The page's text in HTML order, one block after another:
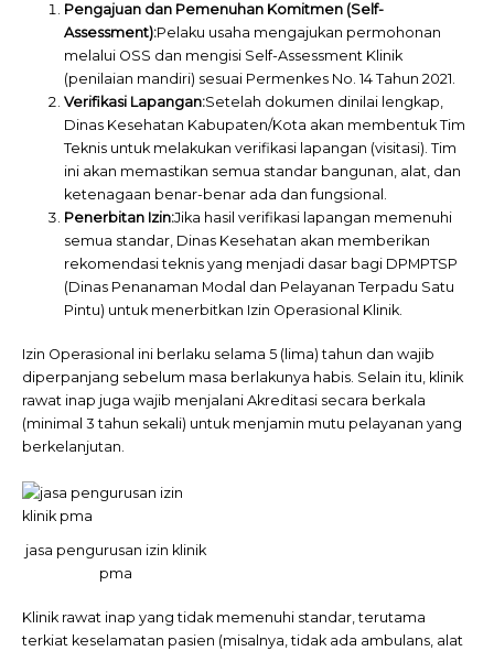
Pengajuan dan Pemenuhan Komitmen (Self-
Assessment):Pelaku usaha mengajukan permohonan
melalui OSS dan mengisi Self-Assessment Klinik
(penilaian mandiri) sesuai Permenkes No. 14 Tahun 2021.
Verifikasi Lapangan:Setelah dokumen dinilai lengkap,
Dinas Kesehatan Kabupaten/Kota akan membentuk Tim
Teknis untuk melakukan verifikasi lapangan (visitasi). Tim
ini akan memastikan semua standar bangunan, alat, dan
ketenagaan benar-benar ada dan fungsional.
Penerbitan Izin:Jika hasil verifikasi lapangan memenuhi
semua standar, Dinas Kesehatan akan memberikan
rekomendasi teknis yang menjadi dasar bagi DPMPTSP
(Dinas Penanaman Modal dan Pelayanan Terpadu Satu
Pintu) untuk menerbitkan Izin Operasional Klinik.
Izin Operasional ini berlaku selama 5 (lima) tahun dan wajib
diperpanjang sebelum masa berlakunya habis. Selain itu, klinik
rawat inap juga wajib menjalani Akreditasi secara berkala
(minimal 3 tahun sekali) untuk menjamin mutu pelayanan yang
berkelanjutan.
jasa pengurusan izin klinik
pma
Klinik rawat inap yang tidak memenuhi standar, terutama
terkiat keselamatan pasien (misalnya, tidak ada ambulans, alat